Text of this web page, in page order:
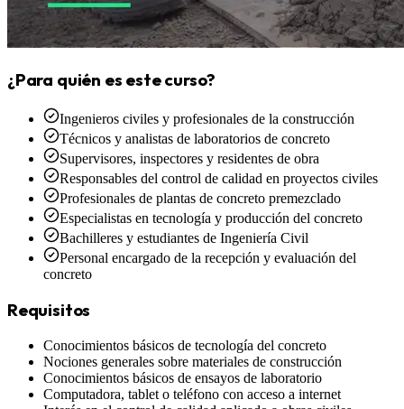
¿Para quién es este curso?
Ingenieros civiles y profesionales de la construcción
Técnicos y analistas de laboratorios de concreto
Supervisores, inspectores y residentes de obra
Responsables del control de calidad en proyectos civiles
Profesionales de plantas de concreto premezclado
Especialistas en tecnología y producción del concreto
Bachilleres y estudiantes de Ingeniería Civil
Personal encargado de la recepción y evaluación del
concreto
Requisitos
Conocimientos básicos de tecnología del concreto
Nociones generales sobre materiales de construcción
Conocimientos básicos de ensayos de laboratorio
Computadora, tablet o teléfono con acceso a internet